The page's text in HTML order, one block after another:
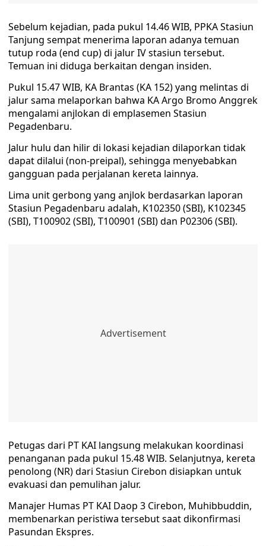
Sebelum kejadian, pada pukul 14.46 WIB, PPKA Stasiun
Tanjung sempat menerima laporan adanya temuan
tutup roda (end cup) di jalur IV stasiun tersebut.
Temuan ini diduga berkaitan dengan insiden.
Pukul 15.47 WIB, KA Brantas (KA 152) yang melintas di
jalur sama melaporkan bahwa KA Argo Bromo Anggrek
mengalami anjlokan di emplasemen Stasiun
Pegadenbaru.
Jalur hulu dan hilir di lokasi kejadian dilaporkan tidak
dapat dilalui (non-preipal), sehingga menyebabkan
gangguan pada perjalanan kereta lainnya.
Lima unit gerbong yang anjlok berdasarkan laporan
Stasiun Pegadenbaru adalah, K102350 (SBI), K102345
(SBI), T100902 (SBI), T100901 (SBI) dan P02306 (SBI).
Petugas dari PT KAI langsung melakukan koordinasi
penanganan pada pukul 15.48 WIB. Selanjutnya, kereta
penolong (NR) dari Stasiun Cirebon disiapkan untuk
evakuasi dan pemulihan jalur.
Manajer Humas PT KAI Daop 3 Cirebon, Muhibbuddin,
membenarkan peristiwa tersebut saat dikonfirmasi
Pasundan Ekspres.